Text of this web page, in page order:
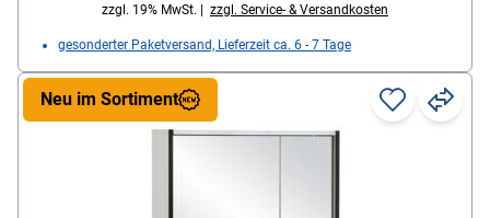
zzgl. 19% MwSt. | zzgl. Service- & Versandkosten
gesonderter Paketversand, Lieferzeit ca. 6 - 7 Tage
Neu im Sortiment